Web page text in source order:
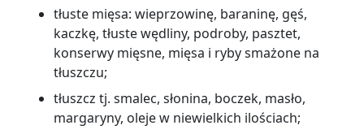
tłuste mięsa: wieprzowinę, baraninę, gęś,
kaczkę, tłuste wędliny, podroby, pasztet,
konserwy mięsne, mięsa i ryby smażone na
tłuszczu;
tłuszcz tj. smalec, słonina, boczek, masło,
margaryny, oleje w niewielkich ilościach;